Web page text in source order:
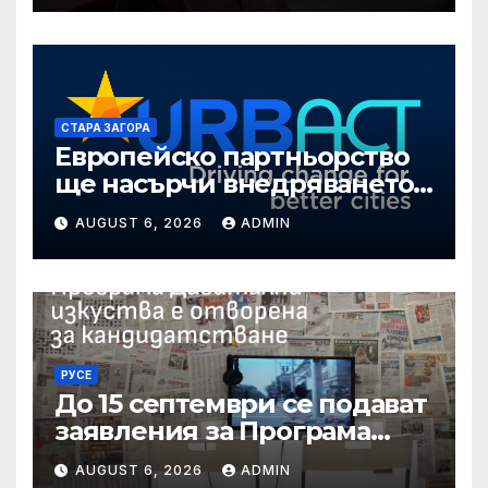
вноски за нова група
осигурени лица
СТАРА ЗАГОРА
Европейско партньорство
ще насърчи внедряването
на интелигентни решения
в Стара Загора
AUGUST 6, 2026 ADMIN
РУСЕ
До 15 септември се подават
заявления за Програма
„Дигитални изкуства“ на
AUGUST 6, 2026 ADMIN